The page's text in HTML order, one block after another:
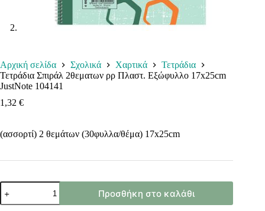
Αρχική σελίδα Σχολικά Χαρτικά
Τετράδια
Τετράδια Σπιράλ 2θεματων ρρ Πλαστ. Εξώφυλλο 17x25cm
JustNote 104141
1,32 €
(ασσορτί) 2 θεμάτων (30φυλλα/θέμα) 17x25cm
Τετράδια
Σπιράλ
2θεματων
Προσθήκη στο καλάθι